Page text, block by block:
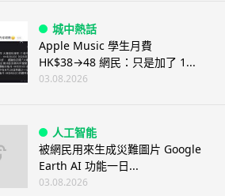
城中熱話
Apple Music 學生月費
HK$38→48 網民：只是加了 1...
03.08.2026
人工智能
被網民用來生成災難圖片 Google
Earth AI 功能一日...
03.08.2026